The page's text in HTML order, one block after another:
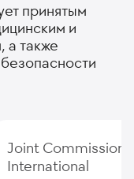
принятым
и
а также
Joint Commission
International